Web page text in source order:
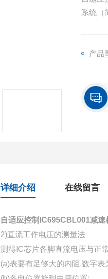
系统（
产品
详细介绍 在线留言
自适应控制IC695CBL001减速
2)直流工作电压的测量法
测得IC芯片各脚直流电压与正
(a)表要有足够大的内阻,数字表